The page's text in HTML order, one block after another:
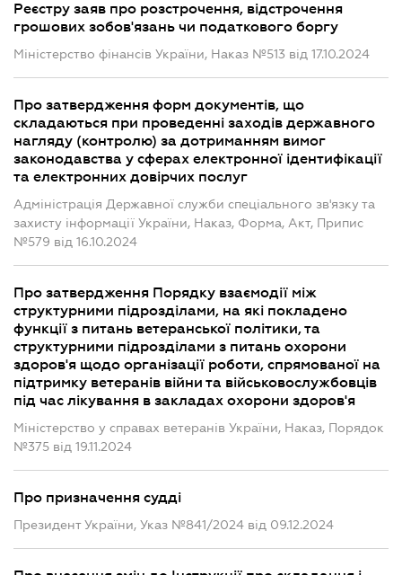
Реєстру заяв про розстрочення, відстрочення
грошових зобов'язань чи податкового боргу
Міністерство фінансів України, Наказ №513 від 17.10.2024
Про затвердження форм документів, що
складаються при проведенні заходів державного
нагляду (контролю) за дотриманням вимог
законодавства у сферах електронної ідентифікації
та електронних довірчих послуг
Адміністрація Державної служби спеціального зв'язку та
захисту інформації України, Наказ, Форма, Акт, Припис
№579 від 16.10.2024
Про затвердження Порядку взаємодії між
структурними підрозділами, на які покладено
функції з питань ветеранської політики, та
структурними підрозділами з питань охорони
здоров'я щодо організації роботи, спрямованої на
підтримку ветеранів війни та військовослужбовців
під час лікування в закладах охорони здоров'я
Міністерство у справах ветеранів України, Наказ, Порядок
№375 від 19.11.2024
Про призначення судді
Президент України, Указ №841/2024 від 09.12.2024